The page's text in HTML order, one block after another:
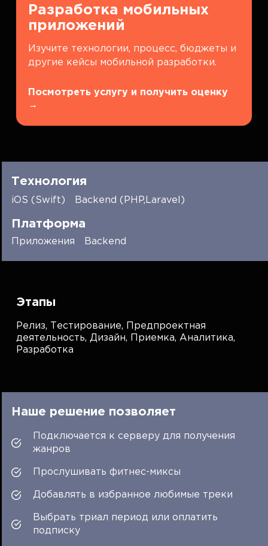
Разработка мобильных
приложений
Изучите технологии, процесс, бюджеты и
другие кейсы мобильной разработки.
Посмотреть услугу и получить оценку
→
Технология
iOS (Swift) Backend (PHP,Laravel)
Платформа
Приложения Backend
Этапы
Релиз, Тестирование,
Предпроектная
деятельность,Дизайн, Приемка,Аналитика,
Разработка
Наше решение позволяет
Подключается к серверу для получения
жанров
Прослушивать фитнес-миксы
Добавлять в избранное любимые треки
Выбрать триал период или оплатить
подписку